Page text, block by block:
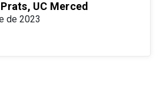
UC Merced
de 2023